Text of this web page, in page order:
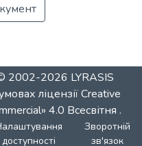
2002-2026 LYRASIS
ліцензіїCreative
4.0 Всесвітня .
доступності
Зворотній
зв'язок